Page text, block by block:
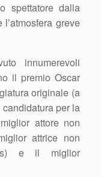
spettatore dalla
greve
innumerevoli
il premio Oscar
originale (a
per la
attore non
attrice non
e il miglior